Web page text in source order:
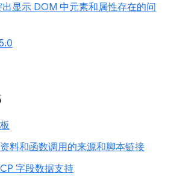
显示 DOM 中元素和属性存在的问
料和函数调用的来源和脚本链接
字段数据支持